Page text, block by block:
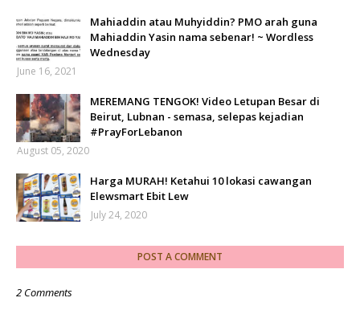
Mahiaddin atau Muhyiddin? PMO arah guna
Mahiaddin Yasin nama sebenar! ~ Wordless
Wednesday
June 16, 2021
MEREMANG TENGOK! Video Letupan Besar di
Beirut, Lubnan - semasa, selepas kejadian
#PrayForLebanon
August 05, 2020
Harga MURAH! Ketahui 10 lokasi cawangan
Elewsmart Ebit Lew
July 24, 2020
POST A COMMENT
2 Comments